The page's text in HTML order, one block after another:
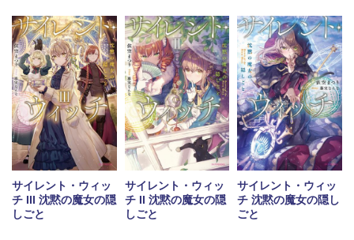
サイレント・ウィッ
チ III 沈黙の魔女の隠
しごと
サイレント・ウィッ
チ II 沈黙の魔女の隠
しごと
サイレント・ウィッ
チ 沈黙の魔女の隠し
ごと